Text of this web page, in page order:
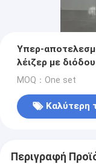
Υπερ-
λέιζερ με
MOQ：One set
Καλύτερη
Περιγραφή